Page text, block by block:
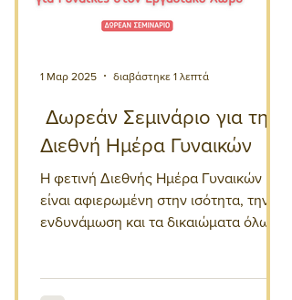
Δωρεάν Σεμινάριο για την
Διεθνή Ημέρα Γυναικών
Η φετινή Διεθνής Ημέρα Γυναικών
είναι αφιερωμένη στην ισότητα, την
ενδυνάμωση και τα δικαιώματα όλων
1 Μαρ 2025 διαβάστηκε 1 λεπτά